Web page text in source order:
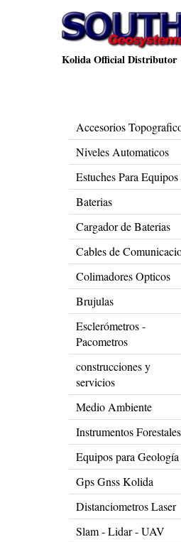
Kolida Official Distributor
Accesorios
Niveles Automaticos
Estuches Para Equipos
Baterias
Cargador de Baterias
Cables de
Colimadores Opticos
Brujulas
Esclerómetros -
Pacometros
construcciones y
servicios
Medio Ambiente
Instrumentos Forestales
Equipos para Geología
Gps Gnss Kolida
Distanciometros Laser
Slam - Lidar - UAV